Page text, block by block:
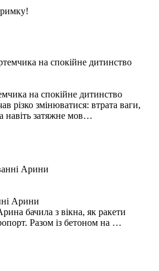
на спокійне дитинство
різко змінюватися: втрата ваги,
навіть затяжне мов…
Арини
бачила з вікна, як ракети
Разом із бетоном на …